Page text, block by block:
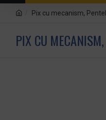
Pix cu mecanism,
PIX CU